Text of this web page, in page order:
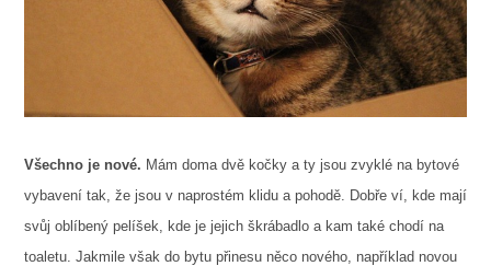
Všechno je nové. Mám doma dvě kočky a ty jsou zvyklé na bytové
vybavení tak, že jsou v naprostém klidu a pohodě. Dobře ví, kde mají
svůj oblíbený pelíšek, kde je jejich škrábadlo a kam také chodí na
toaletu. Jakmile však do bytu přinesu něco nového, například novou